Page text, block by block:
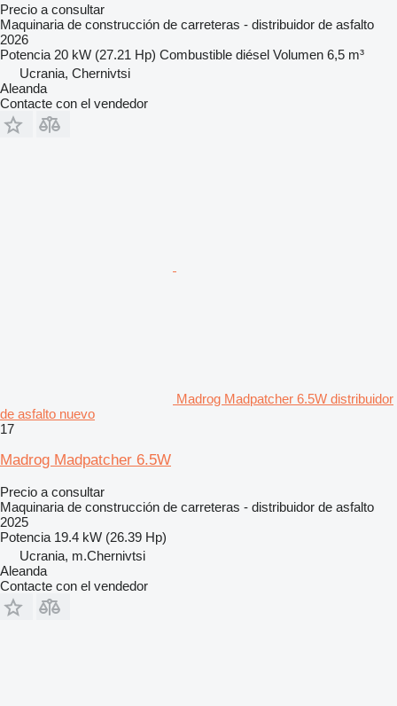
Precio a consultar
Maquinaria de construcción de carreteras - distribuidor de asfalto
2026
Potencia 20 kW (27.21 Hp) Combustible diésel Volumen 6,5 m³
Ucrania, Chernivtsi
Aleanda
Contacte con el vendedor
Madrog Madpatcher 6.5W distribuidor
de asfalto nuevo
17
Madrog Madpatcher 6.5W
Precio a consultar
Maquinaria de construcción de carreteras - distribuidor de asfalto
2025
Potencia 19.4 kW (26.39 Hp)
Ucrania, m.Chernivtsi
Aleanda
Contacte con el vendedor